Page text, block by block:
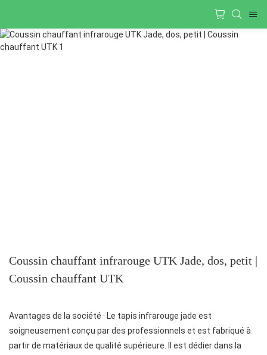
Coussin chauffant infrarouge UTK Jade, dos, petit |
Coussin chauffant UTK
Avantages de la société · Le tapis infrarouge jade est
soigneusement conçu par des professionnels et est fabriqué à
partir de matériaux de qualité supérieure. Il est dédier dans la